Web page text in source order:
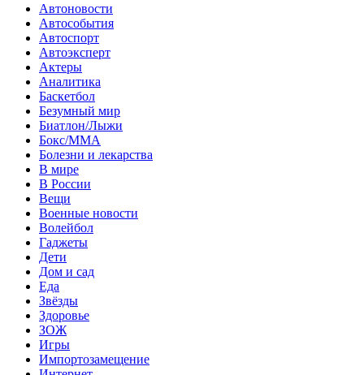
Автоновости
Автособытия
Автоспорт
Автоэксперт
Актеры
Аналитика
Баскетбол
Безумный мир
Биатлон/Лыжи
Бокс/MMA
Болезни и лекарства
В мире
В России
Вещи
Военные новости
Волейбол
Гаджеты
Дети
Дом и сад
Еда
Звёзды
Здоровье
ЗОЖ
Игры
Импортозамещение